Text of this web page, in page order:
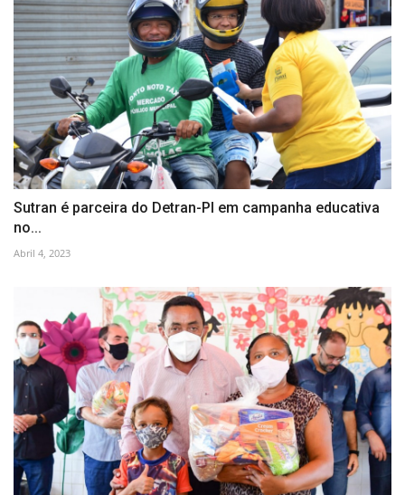
Sutran é parceira do Detran-PI em campanha educativa
no...
Abril 4, 2023